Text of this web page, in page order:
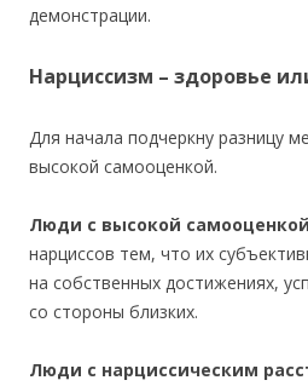
демонстрации.
Нарциссизм – здоровье
Для начала подчеркну разницу
высокой самооценкой.
Люди с высокой самооценкой
нарциссов тем, что их
на собственных достижениях,
со стороны близких.
Люди с нарциссическим